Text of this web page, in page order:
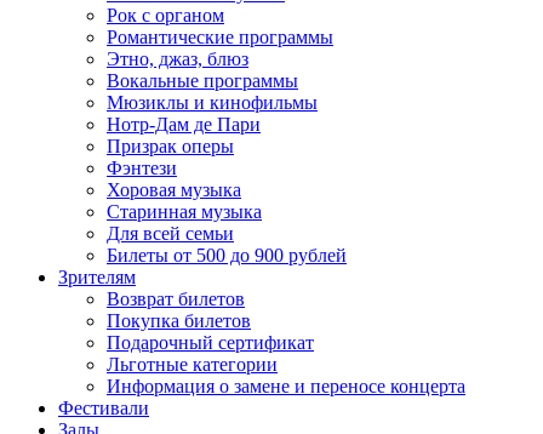
Рок с органом
Романтические программы
Этно, джаз, блюз
Вокальные программы
Мюзиклы и кинофильмы
Нотр-Дам де Пари
Призрак оперы
Фэнтези
Хоровая музыка
Старинная музыка
Для всей семьи
Билеты от 500 до 900 рублей
Зрителям
Возврат билетов
Покупка билетов
Подарочный сертификат
Льготные категории
Информация о замене и переносе концерта
Фестивали
Залы